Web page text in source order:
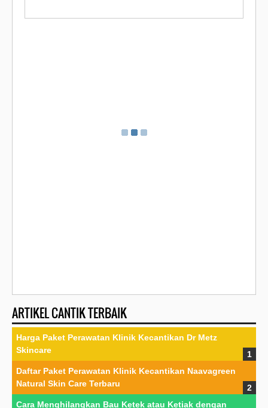
ARTIKEL CANTIK TERBAIK
Harga Paket Perawatan Klinik Kecantikan Dr Metz
Skincare
Daftar Paket Perawatan Klinik Kecantikan Naavagreen
Natural Skin Care Terbaru
Cara Menghilangkan Bau Ketek atau Ketiak dengan